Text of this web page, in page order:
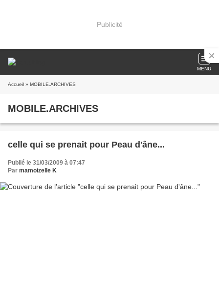
Publicité
MENU
Accueil » MOBILE.ARCHIVES
MOBILE.ARCHIVES
celle qui se prenait pour Peau d'âne...
Publié le 31/03/2009 à 07:47
Par mamoizelle K